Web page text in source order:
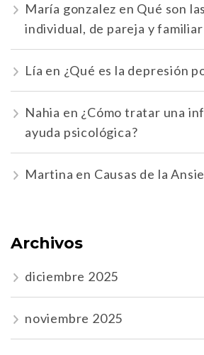
María gonzalez en Qué son
individual, de pareja y familiar
Lía en ¿Qué es la depresión
Nahia en ¿Cómo tratar una
ayuda psicológica?
Martina en Causas de la
Archivos
diciembre 2025
noviembre 2025